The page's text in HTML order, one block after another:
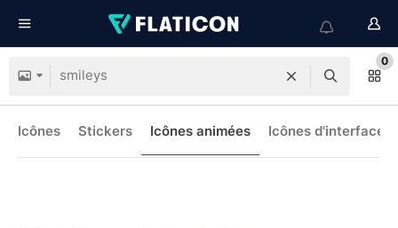
0
Icônes Stickers Icônes animées Icônes d'interface